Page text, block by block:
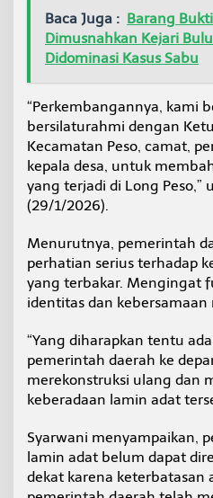
n
g
P
o
Baca Juga : Barang
Dimusnahkan Kejari
Didominasi Kasus Sabu
“Perkembangannya, kami
bersilaturahmi dengan
Kecamatan Peso, camat,
kepala desa, untuk
yang terjadi di Long Peso,”
(29/1/2026).
Menurutnya, pemerintah
perhatian serius terhadap
yang terbakar. Mengingat
identitas dan kebersamaan
“Yang diharapkan tentu
pemerintah daerah ke
merekonstruksi ulang dan
keberadaan lamin adat
Syarwani menyampaikan,
lamin adat belum dapat
dekat karena keterbatasan